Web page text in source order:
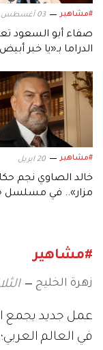
#مشاهير 03 أغسطس
صفاء أبو السعود
الدراما بـ«يا خبر
«المنصات الرقمية»
#مشاهير 20 ابريل
خالد الصاوي نجم
مزار».. في مسلسل
#مشاهير
زهرة الخليج الثلاثاء
عمل جديد يجمع
في العالم